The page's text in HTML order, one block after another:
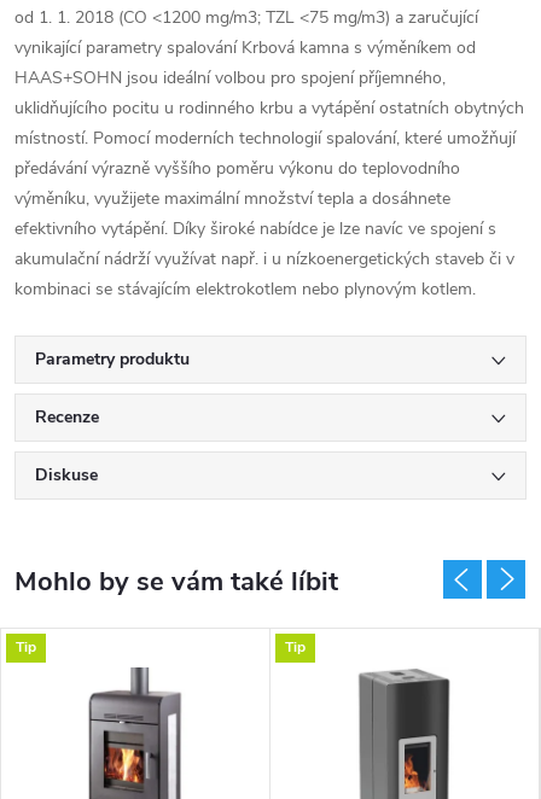
od 1. 1. 2018 (CO <1200 mg/m3; TZL <75 mg/m3) a zaručující
vynikající parametry spalování Krbová kamna s výměníkem od
HAAS+SOHN jsou ideální volbou pro spojení příjemného,
uklidňujícího pocitu u rodinného krbu a vytápění ostatních obytných
místností. Pomocí moderních technologií spalování, které umožňují
předávání výrazně vyššího poměru výkonu do teplovodního
výměníku, využijete maximální množství tepla a dosáhnete
efektivního vytápění. Díky široké nabídce je lze navíc ve spojení s
akumulační nádrží využívat např. i u nízkoenergetických staveb či v
kombinaci se stávajícím elektrokotlem nebo plynovým kotlem.
Parametry produktu
Recenze
Diskuse
Tip Tip